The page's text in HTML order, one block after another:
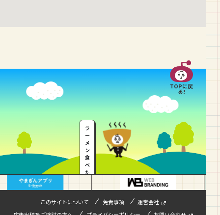
TOPに戻
る!
ラ
ー
メ
ン
食
べ
た
このサイトについて 免責事項
運営会社